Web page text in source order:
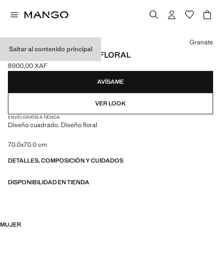
Saltar al contenido principal
PAÑUELO ESTAMPADO FLORAL
Precio actual [8900,00 XAF ]
8900,00 XAF
Selecciona un color
Granate
AVÍSAME
VER LOOK
ENVÍO GRATIS A TIENDA
Diseño cuadrado. Diseño floral
70.0x70.0 cm
DETALLES, COMPOSICIÓN Y CUIDADOS
DISPONIBILIDAD EN TIENDA
MUJER